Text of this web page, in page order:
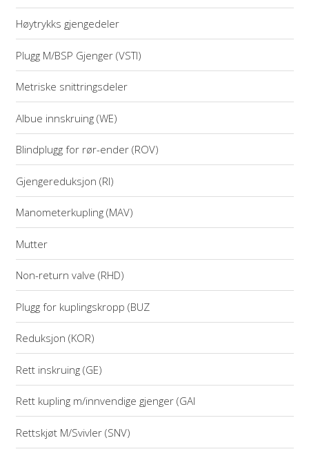
Høytrykks gjengedeler
Plugg M/BSP Gjenger (VSTI)
Metriske snittringsdeler
Albue innskruing (WE)
Blindplugg for rør-ender (ROV)
Gjengereduksjon (RI)
Manometerkupling (MAV)
Mutter
Non-return valve (RHD)
Plugg for kuplingskropp (BUZ
Reduksjon (KOR)
Rett inskruing (GE)
Rett kupling m/innvendige gjenger (GAI
Rettskjøt M/Svivler (SNV)